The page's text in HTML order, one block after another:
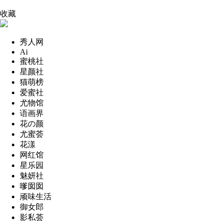
收藏
秀人网
Ai
蜜桃社
星颜社
猫萌榜
爱蜜社
尤物馆
语画界
花の颜
尤蜜荟
花漾
网红馆
星乐园
魅妍社
嗲囡囡
顽味生活
御女郎
影私荟